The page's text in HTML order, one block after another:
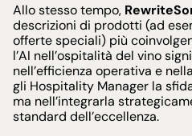
Allo stesso tempo,
descrizioni di prodotti (ad
offerte speciali) più
l’AI nell’ospitalità del vino
nell’efficienza operativa e
gli Hospitality Manager la
ma nell’integrarla
standard dell’eccellenza.